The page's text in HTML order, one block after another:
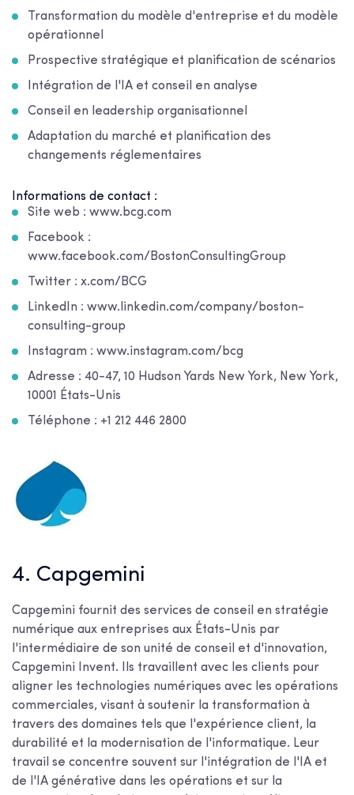
Transformation du modèle d'entreprise et du modèle
opérationnel
Prospective stratégique et planification de scénarios
Intégration de l'IA et conseil en analyse
Conseil en leadership organisationnel
Adaptation du marché et planification des
changements réglementaires
Informations de contact :
Site web : www.bcg.com
Facebook :
www.facebook.com/BostonConsultingGroup
Twitter : x.com/BCG
LinkedIn : www.linkedin.com/company/boston-
consulting-group
Instagram : www.instagram.com/bcg
Adresse : 40-47, 10 Hudson Yards New York, New York,
10001 États-Unis
Téléphone : +1 212 446 2800
4. Capgemini
Capgemini fournit des services de conseil en stratégie
numérique aux entreprises aux États-Unis par
l'intermédiaire de son unité de conseil et d'innovation,
Capgemini Invent. Ils travaillent avec les clients pour
aligner les technologies numériques avec les opérations
commerciales, visant à soutenir la transformation à
travers des domaines tels que l'expérience client, la
durabilité et la modernisation de l'informatique. Leur
travail se concentre souvent sur l'intégration de l'IA et
de l'IA générative dans les opérations et sur la